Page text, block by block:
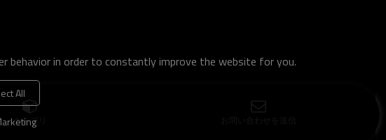
カテゴリ
behavior in order to constantly improve the website for you.
All